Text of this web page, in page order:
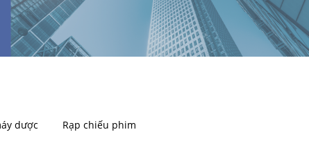
dược Rạp chiếu phim